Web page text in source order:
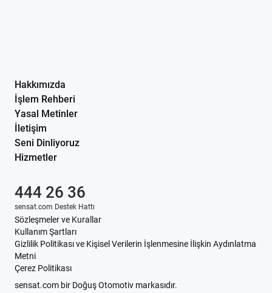
Hakkımızda
İşlem Rehberi
Yasal Metinler
İletişim
Seni Dinliyoruz
Hizmetler
Sözleşmeler ve Kurallar
Kullanım Şartları
Gizlilik Politikası ve Kişisel Verilerin İşlenmesine İlişkin Aydınlatma
Metni
Çerez Politikası
sensat.com bir Doğuş Otomotiv markasıdır.
444 26 36
sensat.com Destek Hattı